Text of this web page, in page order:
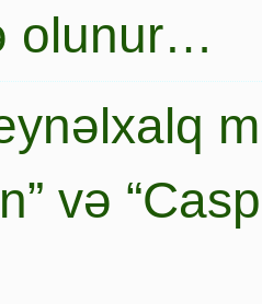
olunur…
və